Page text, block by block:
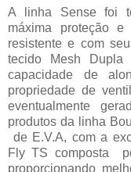
A linha Sense foi
máxima proteção
resistente e com
tecido Mesh
capacidade de
propriedade de
eventualmente
produtos da linha
de E.V.A, com a
Fly TS composta
proporcionando